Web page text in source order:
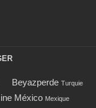
Beyazperde Turquie
México Mexique